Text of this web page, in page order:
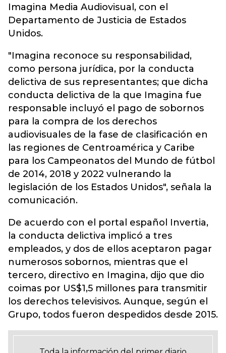
Imagina Media Audiovisual, con el
Departamento de Justicia de Estados
Unidos.
"Imagina reconoce su responsabilidad,
como persona jurídica, por la conducta
delictiva de sus representantes; que dicha
conducta delictiva de la que Imagina fue
responsable incluyó el pago de sobornos
para la compra de los derechos
audiovisuales de la fase de clasificación en
las regiones de Centroamérica y Caribe
para los Campeonatos del Mundo de fútbol
de 2014, 2018 y 2022 vulnerando la
legislación de los Estados Unidos", señala la
comunicación.
De acuerdo con el portal español Invertia,
la conducta delictiva implicó a tres
empleados, y dos de ellos aceptaron pagar
numerosos sobornos, mientras que el
tercero, directivo en Imagina, dijo que dio
coimas por US$1,5 millones para transmitir
los derechos televisivos. Aunque, según el
Grupo, todos fueron despedidos desde 2015.